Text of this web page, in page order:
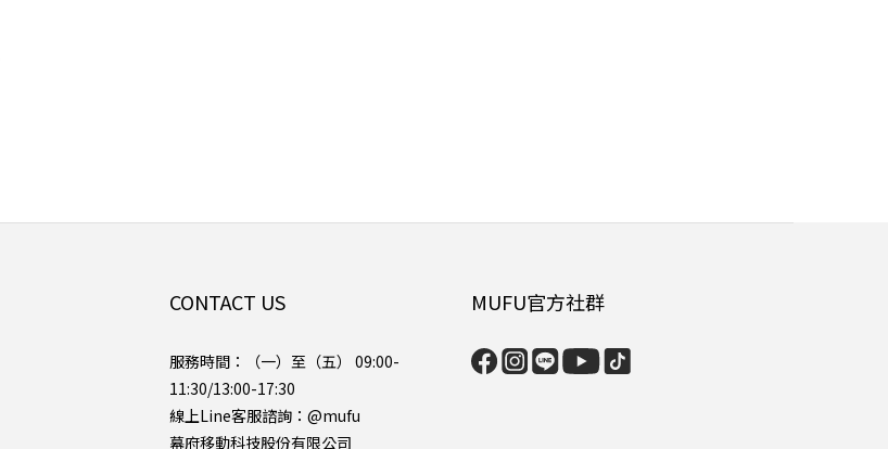
CONTACT US
服務時間：（一）至（五） 09:00-
11:30/13:00-17:30
線上Line客服諮詢： @mufu
幕府移動科技股份有限公司
MUFU官方社群